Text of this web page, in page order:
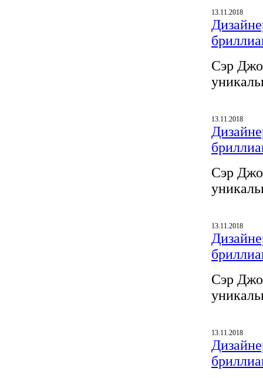
13.11.2018
Сэр
13.11.2018
Сэр
13.11.2018
Сэр
13.11.2018